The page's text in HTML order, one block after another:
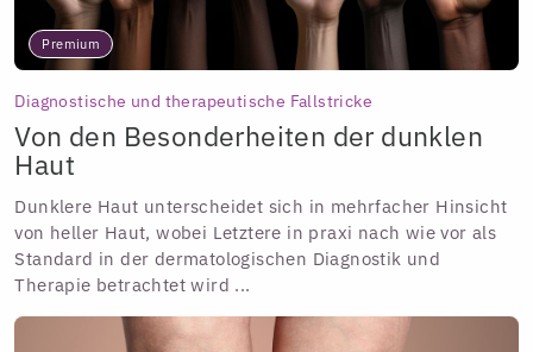
Premium
Diagnostische und therapeutische Fallstricke
Von den Besonderheiten der dunklen
Haut
Dunklere Haut unterscheidet sich in mehrfacher Hinsicht
von heller Haut, wobei Letztere in praxi nach wie vor als
Standard in der dermatologischen Diagnostik und
Therapie betrachtet wird ...